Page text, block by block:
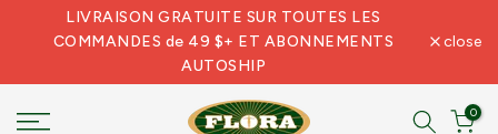
content
LIVRAISON GRATUITE SUR TOUTES LES
COMMANDES de 49 $+ ET ABONNEMENTS
AUTOSHIP
close
0